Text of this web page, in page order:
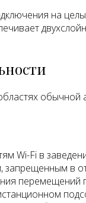
на
Fi в
в
перемещений